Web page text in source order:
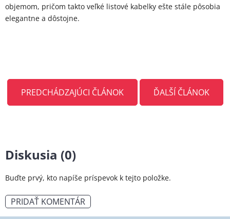
objemom, pričom takto veľké listové kabelky ešte stále pôsobia
elegantne a dôstojne.
PREDCHÁDZAJÚCI ČLÁNOK ĎALŠÍ ČLÁNOK
Diskusia (0)
Buďte prvý, kto napíše príspevok k tejto položke.
PRIDAŤ KOMENTÁR